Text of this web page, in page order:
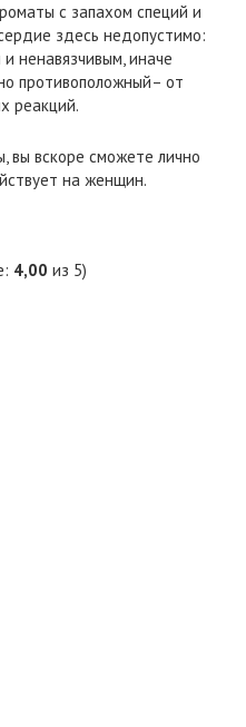
с запахом специй и
здесь недопустимо:
ненавязчивым, иначе
противоположный– от
реакций.
вы вскоре сможете лично
на женщин.
4,00 из 5)